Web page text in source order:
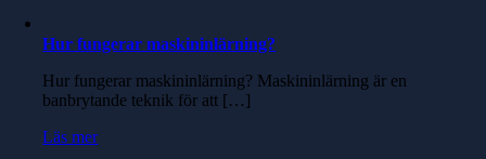
Hur fungerar maskininlärning?
Hur fungerar maskininlärning? Maskininlärning är en
banbrytande teknik för att […]
Läs mer